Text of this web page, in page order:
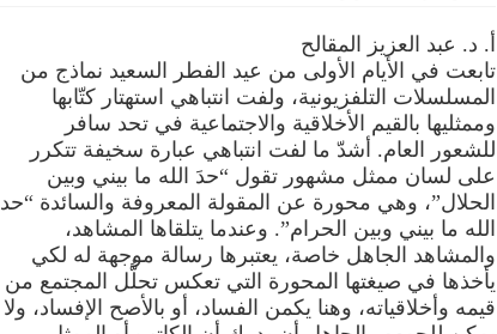
القيم
أ. د. عبد العزيز المقالح
تابعت في الأيام الأولى من عيد الفطر السعيد نماذج من
المسلسلات التلفزيونية، ولفت انتباهي استهتار كتّابها
وممثليها بالقيم الأخلاقية والاجتماعية في تحد سافر
للشعور العام. أشدّ ما لفت انتباهي عبارة سخيفة تتكرر
على لسان ممثل مشهور تقول “حدَ الله ما بيني وبين
الحلال”، وهي محورة عن المقولة المعروفة والسائدة “حد
الله ما بيني وبين الحرام”. وعندما يتلقاها المشاهد،
والمشاهد الجاهل خاصة، يعتبرها رسالة موجهة له لكي
يأخذها في صيغتها المحورة التي تعكس تحلُّل المجتمع من
قيمه وأخلاقياته، وهنا يكمن الفساد، أو بالأصح الإفساد، ولا